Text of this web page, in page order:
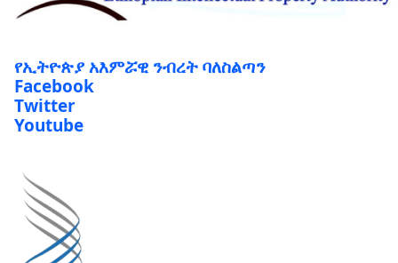
የኢትዮጵያ አእምሯዊ ንብረት ባለስልጣን
Facebook
Twitter
Youtube